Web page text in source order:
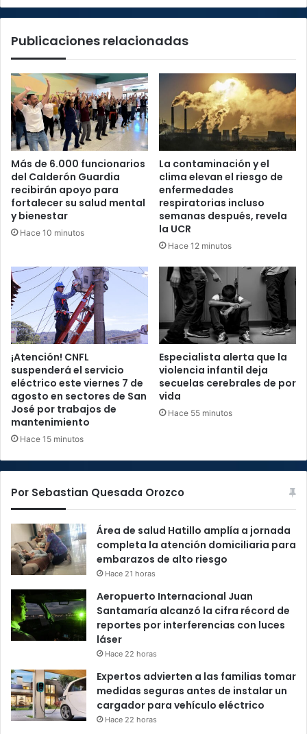
Publicaciones relacionadas
Más de 6.000 funcionarios
del Calderón Guardia
recibirán apoyo para
fortalecer su salud mental
y bienestar
Hace 10 minutos
La contaminación y el
clima elevan el riesgo de
enfermedades
respiratorias incluso
semanas después, revela
la UCR
Hace 12 minutos
¡Atención! CNFL
suspenderá el servicio
eléctrico este viernes 7 de
agosto en sectores de San
José por trabajos de
mantenimiento
Hace 15 minutos
Especialista alerta que la
violencia infantil deja
secuelas cerebrales de por
vida
Hace 55 minutos
Por Sebastian Quesada Orozco
Área de salud Hatillo amplía a jornada
completa la atención domiciliaria para
embarazos de alto riesgo
Hace 21 horas
Aeropuerto Internacional Juan
Santamaría alcanzó la cifra récord de
reportes por interferencias con luces
láser
Hace 22 horas
Expertos advierten a las familias tomar
medidas seguras antes de instalar un
cargador para vehículo eléctrico
Hace 22 horas